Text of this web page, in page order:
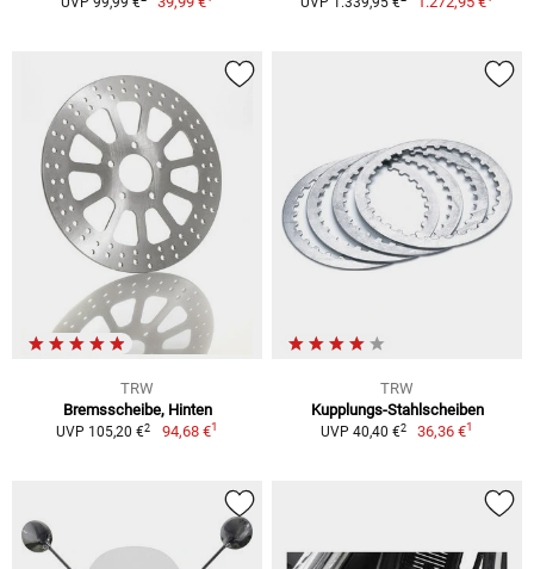
TRW
Bremsscheibe, Hinten
UVP 105,20 €2 94,68 €1
TRW
Kupplungs-Stahlscheiben
UVP 40,40 €2 36,36 €1